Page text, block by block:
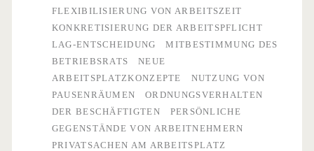
FLEXIBILISIERUNG VON ARBEITSZEIT
KONKRETISIERUNG DER ARBEITSPFLICHT
LAG-ENTSCHEIDUNG
MITBESTIMMUNG DES
BETRIEBSRATS
NEUE
ARBEITSPLATZKONZEPTE
NUTZUNG VON
PAUSENRÄUMEN
ORDNUNGSVERHALTEN
DER BESCHÄFTIGTEN
PERSÖNLICHE
GEGENSTÄNDE VON ARBEITNEHMERN
PRIVATSACHEN AM ARBEITSPLATZ